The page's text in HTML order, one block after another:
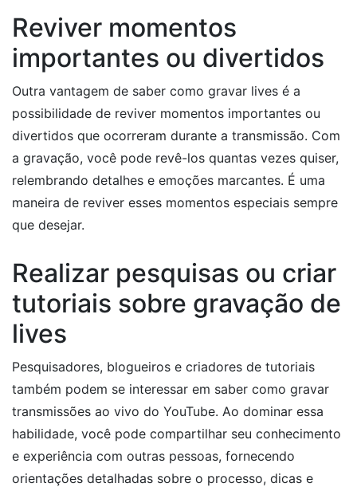
Reviver momentos
importantes ou divertidos
Outra vantagem de saber como gravar lives é a
possibilidade de reviver momentos importantes ou
divertidos que ocorreram durante a transmissão. Com
a gravação, você pode revê-los quantas vezes quiser,
relembrando detalhes e emoções marcantes. É uma
maneira de reviver esses momentos especiais sempre
que desejar.
Realizar pesquisas ou criar
tutoriais sobre gravação de
lives
Pesquisadores, blogueiros e criadores de tutoriais
também podem se interessar em saber como gravar
transmissões ao vivo do YouTube. Ao dominar essa
habilidade, você pode compartilhar seu conhecimento
e experiência com outras pessoas, fornecendo
orientações detalhadas sobre o processo, dicas e